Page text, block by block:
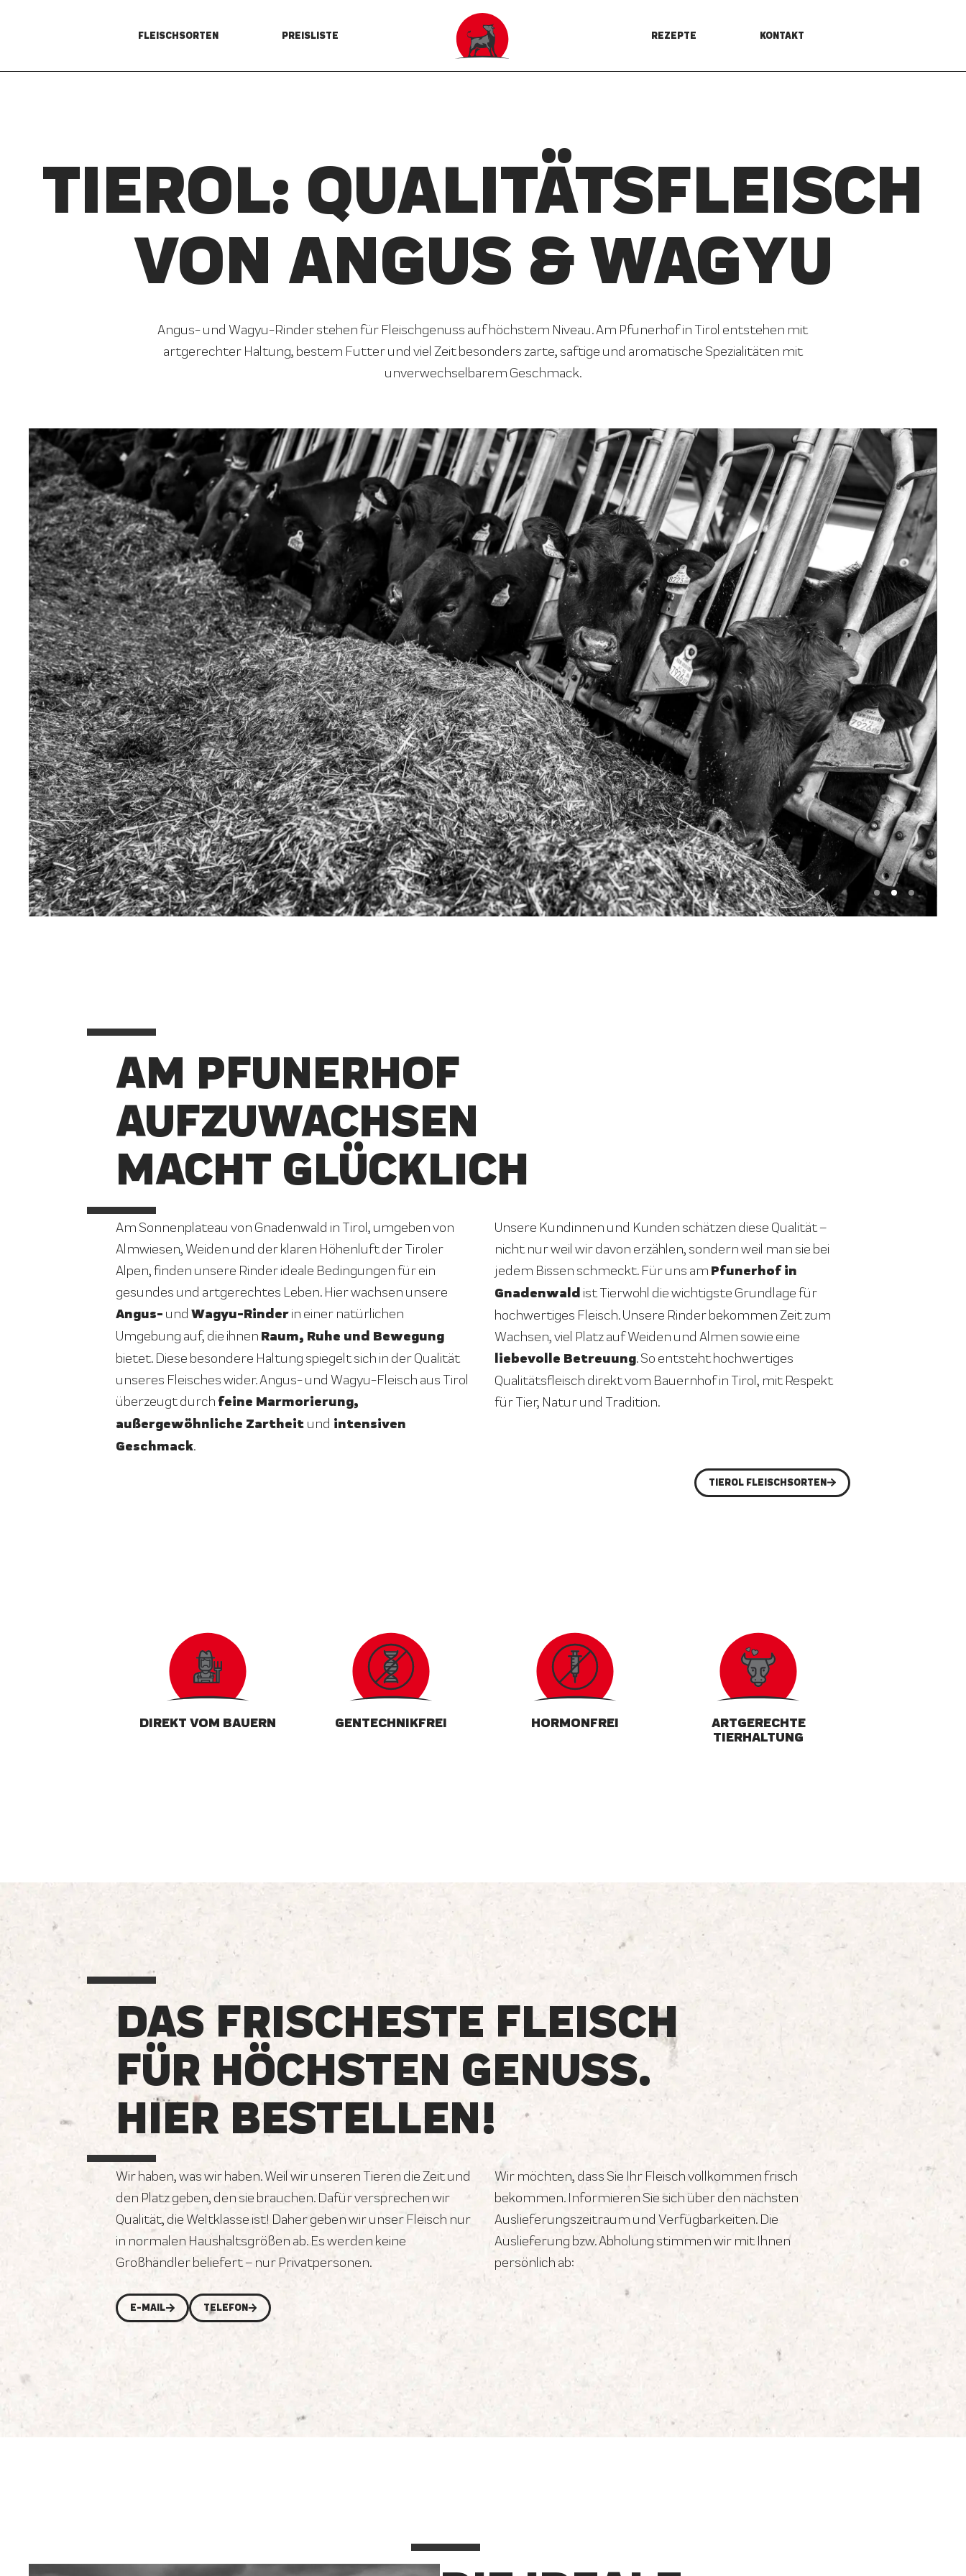
FLEISCHSORTEN PREISLISTE REZEPTE KONTAKT
TIEROL: QUALITÄTS­FLEISCH
VON ANGUS & WAGYU
Angus- und Wagyu-Rinder stehen für Fleischgenuss auf höchstem Niveau. Am Pfunerhof in Tirol entstehen mit
artgerechter Haltung, bestem Futter und viel Zeit besonders zarte, saftige und aromatische Spezialitäten mit
unverwechselbarem Geschmack.
AM PFUNERHOF
AUFZUWACHSEN
MACHT GLÜCKLICH
Am Sonnenplateau von Gnadenwald in Tirol, umgeben von
Almwiesen, Weiden und der klaren Höhenluft der Tiroler
Alpen, finden unsere Rinder ideale Bedingungen für ein
gesundes und artgerechtes Leben. Hier wachsen unsere
Angus- undWagyu-Rinderin einer natürlichen
Umgebung auf, die ihnen Raum, Ruhe und Bewegung
bietet. Diese besondere Haltung spiegelt sich in der Qualität
unseres Fleisches wider. Angus- und Wagyu-Fleisch aus Tirol
überzeugt durch feine Marmorierung,
außergewöhnliche Zartheit und intensiven
Geschmack.
Unsere Kundinnen und Kunden schätzen diese Qualität –
nicht nur weil wir davon erzählen, sondern weil man sie bei
jedem Bissen schmeckt. Für uns am Pfunerhof in
Gnadenwald ist Tierwohl die wichtigste Grundlage für
hochwertiges Fleisch. Unsere Rinder bekommen Zeit zum
Wachsen, viel Platz auf Weiden und Almen sowie eine
liebevolle Betreuung. So entsteht hochwertiges
Qualitätsfleisch direkt vom Bauernhof in Tirol, mit Respekt
für Tier, Natur und Tradition.
TIEROL FLEISCHSORTEN
DIREKT VOM BAUERN GENTECHNIKFREI HORMONFREI
ARTGERECHTE
TIERHALTUNG
DAS FRISCHESTE FLEISCH
FÜR HÖCHSTEN GENUSS.
HIER BESTELLEN!
Wir haben, was wir haben. Weil wir unseren Tieren die Zeit und
den Platz geben, den sie brauchen. Dafür versprechen wir
Qualität, die Weltklasse ist! Daher geben wir unser Fleisch nur
in normalen Haushaltsgrößen ab. Es werden keine
Großhändler beliefert – nur Privatpersonen.
Wir möchten, dass Sie Ihr Fleisch vollkommen frisch
bekommen. Informieren Sie sich über den nächsten
Auslieferungszeitraum und Verfügbarkeiten. Die
Auslieferung bzw. Abholung stimmen wir mit Ihnen
persönlich ab:
E-MAIL TELEFON